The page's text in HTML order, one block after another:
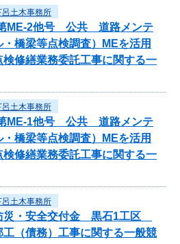
呂土木事務所
第ME-2他号 公共 道路メンテ
橋梁等点検調査）MEを活用
検修繕業務委託工事に関する一
呂土木事務所
第ME-1他号 公共 道路メンテ
橋梁等点検調査）MEを活用
検修繕業務委託工事に関する一
呂土木事務所
災・安全交付金 黒石1工区
工（債務）工事に関する一般競